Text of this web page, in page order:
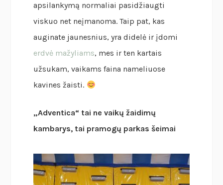
apsilankymą normaliai pasidžiaugti
viskuo net neįmanoma. Taip pat, kas
auginate jaunesnius, yra didelė ir įdomi
erdvė mažyliams, mes ir ten kartais
užsukam, vaikams faina nameliuose
kavines žaisti.
„Adventica“ tai ne vaikų žaidimų
kambarys, tai pramogų parkas šeimai